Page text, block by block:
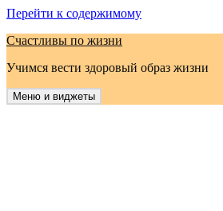
Перейти к содержимому
Счастливы по жизни
Учимся вести здоровый образ жизни
Меню и виджеты